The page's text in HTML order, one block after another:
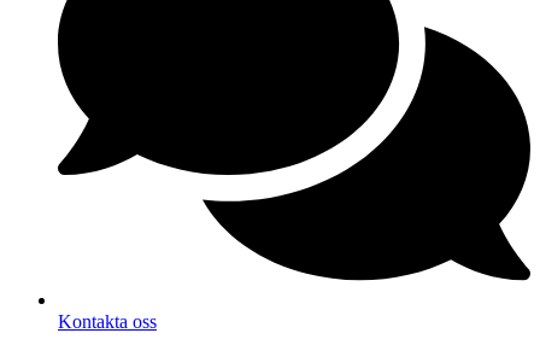
Kontakta oss